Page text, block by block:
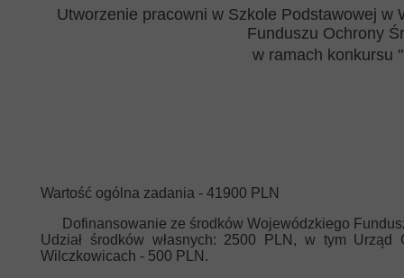
Utworzenie pracowni w Szkole Podstawowej
Funduszu Ochrony
w ramach konkursu
Wartość ogólna zadania - 41900 PLN
Dofinansowanie ze środków Wojewódzkiego
Udział środków własnych: 2500 PLN, w tym
Wilczkowicach - 500 PLN.